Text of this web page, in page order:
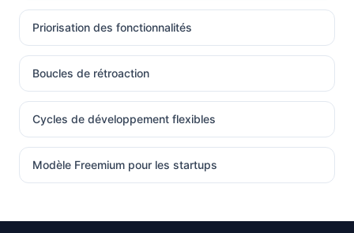
Priorisation des fonctionnalités
Boucles de rétroaction
Cycles de développement flexibles
Modèle Freemium pour les startups